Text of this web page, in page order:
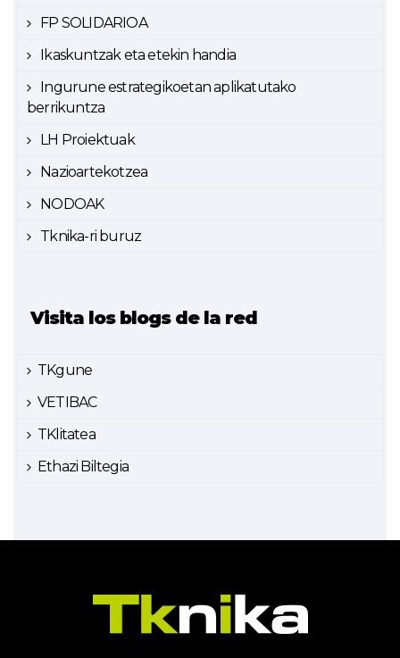
FP SOLIDARIOA
Ikaskuntzak eta etekin handia
Ingurune estrategikoetan aplikatutako
berrikuntza
LH Proiektuak
Nazioartekotzea
NODOAK
Tknika-ri buruz
Visita los blogs de la red
TKgune
VETIBAC
TKlitatea
Ethazi Biltegia